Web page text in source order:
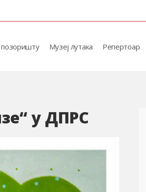
Музеј лутака Репертоар
у ДПРС